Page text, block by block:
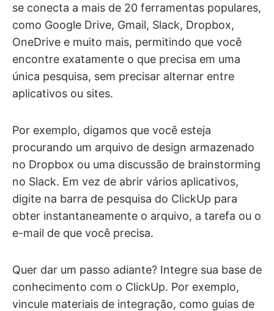
se conecta a mais de 20 ferramentas populares,
como Google Drive, Gmail, Slack, Dropbox,
OneDrive e muito mais, permitindo que você
encontre exatamente o que precisa em uma
única pesquisa, sem precisar alternar entre
aplicativos ou sites.
Por exemplo, digamos que você esteja
procurando um arquivo de design armazenado
no Dropbox ou uma discussão de brainstorming
no Slack. Em vez de abrir vários aplicativos,
digite na barra de pesquisa do ClickUp para
obter instantaneamente o arquivo, a tarefa ou o
e-mail de que você precisa.
Quer dar um passo adiante? Integre sua base de
conhecimento com o ClickUp. Por exemplo,
vincule materiais de integração, como guias de